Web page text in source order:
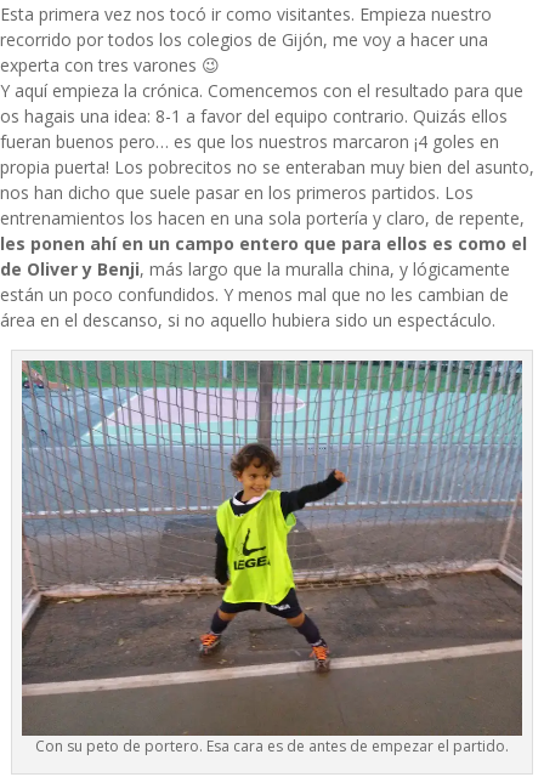
Esta primera vez nos tocó ir como visitantes. Empieza nuestro
recorrido por todos los colegios de Gijón, me voy a hacer una
experta con tres varones 😉
Y aquí empieza la crónica. Comencemos con el resultado para que
os hagais una idea: 8-1 a favor del equipo contrario. Quizás ellos
fueran buenos pero… es que los nuestros marcaron ¡4 goles en
propia puerta! Los pobrecitos no se enteraban muy bien del asunto,
nos han dicho que suele pasar en los primeros partidos. Los
entrenamientos los hacen en una sola portería y claro, de repente,
les ponen ahí en un campo entero que para ellos es como el
de Oliver y Benji, más largo que la muralla china, y lógicamente
están un poco confundidos. Y menos mal que no les cambian de
área en el descanso, si no aquello hubiera sido un espectáculo.
Con su peto de portero. Esa cara es de antes de empezar el partido.